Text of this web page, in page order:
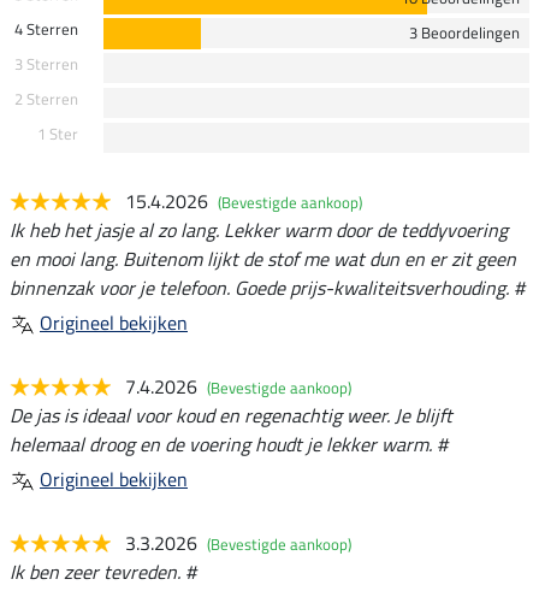
4 Sterren
3 Beoordelingen
3 Sterren
2 Sterren
1 Ster
15.4.2026 (Bevestigde aankoop)
Ik heb het jasje al zo lang. Lekker warm door de teddyvoering
en mooi lang. Buitenom lijkt de stof me wat dun en er zit geen
binnenzak voor je telefoon. Goede prijs-kwaliteitsverhouding. #
Origineel bekijken
7.4.2026 (Bevestigde aankoop)
De jas is ideaal voor koud en regenachtig weer. Je blijft
helemaal droog en de voering houdt je lekker warm. #
Origineel bekijken
3.3.2026 (Bevestigde aankoop)
Ik ben zeer tevreden. #